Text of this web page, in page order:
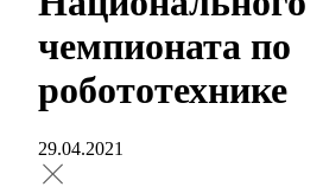
чемпионата по
робототехнике
29.04.2021